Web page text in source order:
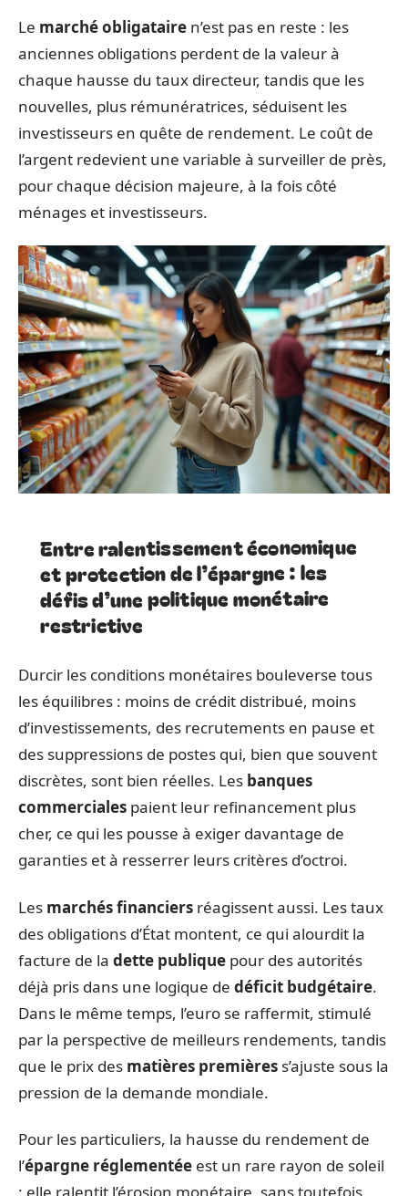
Le marché obligataire n’est pas en reste : les
anciennes obligations perdent de la valeur à
chaque hausse du taux directeur, tandis que les
nouvelles, plus rémunératrices, séduisent les
investisseurs en quête de rendement. Le coût de
l’argent redevient une variable à surveiller de près,
pour chaque décision majeure, à la fois côté
ménages et investisseurs.
Entre ralentissement économique
et protection de l’épargne : les
défis d’une politique monétaire
restrictive
Durcir les conditions monétaires bouleverse tous
les équilibres : moins de crédit distribué, moins
d’investissements, des recrutements en pause et
des suppressions de postes qui, bien que souvent
discrètes, sont bien réelles. Les banques
commerciales paient leur refinancement plus
cher, ce qui les pousse à exiger davantage de
garanties et à resserrer leurs critères d’octroi.
Les marchés financiers réagissent aussi. Les taux
des obligations d’État montent, ce qui alourdit la
facture de la dette publique pour des autorités
déjà pris dans une logique de déficit budgétaire.
Dans le même temps, l’euro se raffermit, stimulé
par la perspective de meilleurs rendements, tandis
que le prix des matières premières s’ajuste sous la
pression de la demande mondiale.
Pour les particuliers, la hausse du rendement de
l’épargne réglementée est un rare rayon de soleil